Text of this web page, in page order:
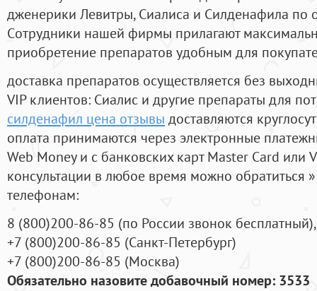
дженерики Левитры, Сиалиса и Силденафила по
Cотрудники нашей фирмы прилагают
приобретение препаратов удобным для
доставка препаратов осуществляется без
VIP клиентов: Сиалис и другие препараты для
силденафил цена отзывы доставляются
оплата принимаются через электронные
Web Money и с банковских карт Master Card или
консультации в любое время можно обратиться
телефонам:
8 (800)200-86-85 (по России звонок бесплатный),
+7 (800)200-86-85 (Санкт-Петербург)
+7 (800)200-86-85 (Москва)
Обязательно назовите добавочный номер: 3533